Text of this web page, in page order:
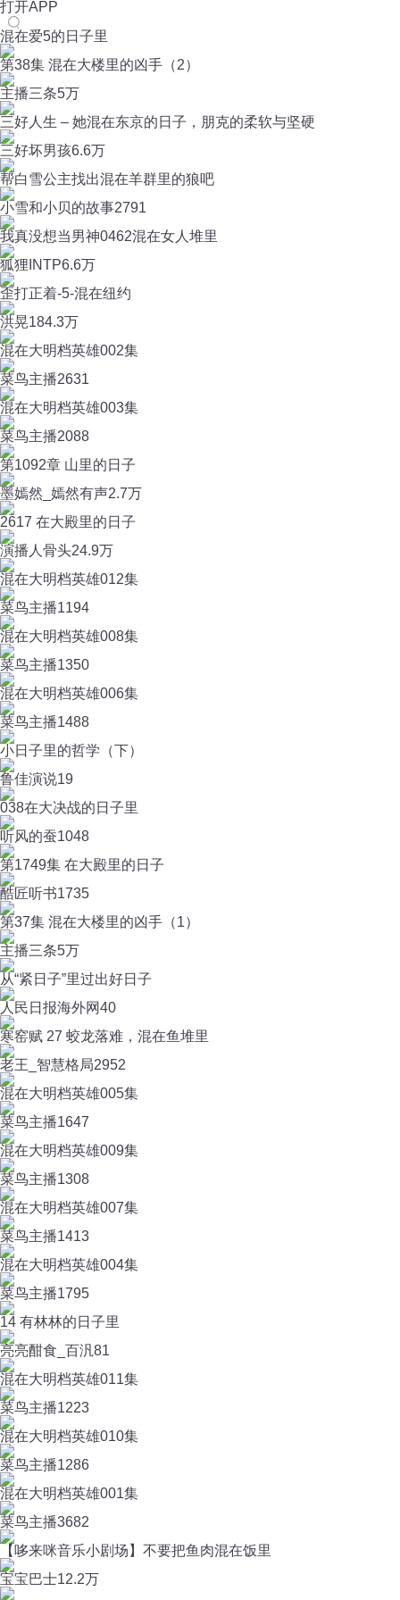
打开APP
混在爱5的日子里
第38集 混在大楼里的凶手（2）
主播三条5万
三好人生 – 她混在东京的日子，朋克的柔软与坚硬
三好坏男孩6.6万
帮白雪公主找出混在羊群里的狼吧
小雪和小贝的故事2791
我真没想当男神0462混在女人堆里
狐狸INTP6.6万
歪打正着-5-混在纽约
洪晃184.3万
混在大明档英雄002集
菜鸟主播2631
混在大明档英雄003集
菜鸟主播2088
第1092章 山里的日子
墨嫣然_嫣然有声2.7万
2617 在大殿里的日子
演播人骨头24.9万
混在大明档英雄012集
菜鸟主播1194
混在大明档英雄008集
菜鸟主播1350
混在大明档英雄006集
菜鸟主播1488
小日子里的哲学（下）
鲁佳演说19
038在大决战的日子里
听风的蚕1048
第1749集 在大殿里的日子
酷匠听书1735
第37集 混在大楼里的凶手（1）
主播三条5万
从“紧日子”里过出好日子
人民日报海外网40
寒窑赋 27 蛟龙落难，混在鱼堆里
老王_智慧格局2952
混在大明档英雄005集
菜鸟主播1647
混在大明档英雄009集
菜鸟主播1308
混在大明档英雄007集
菜鸟主播1413
混在大明档英雄004集
菜鸟主播1795
14 有林林的日子里
亮亮酣食_百汎 81
混在大明档英雄011集
菜鸟主播1223
混在大明档英雄010集
菜鸟主播1286
混在大明档英雄001集
菜鸟主播3682
【哆来咪音乐小剧场】不要把鱼肉混在饭里
宝宝巴士12.2万